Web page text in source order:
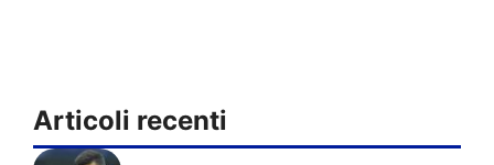
Articoli recenti